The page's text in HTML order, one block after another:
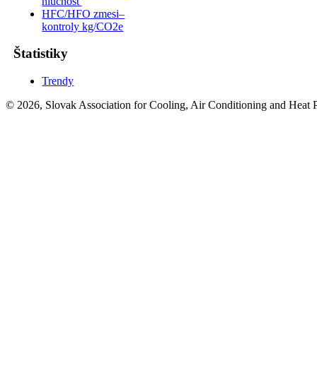
HFC/HFO zmesi–
kontroly kg/CO2e
Štatistiky
Trendy
© 2026, Slovak Association for Cooling, Air Conditioning and Heat